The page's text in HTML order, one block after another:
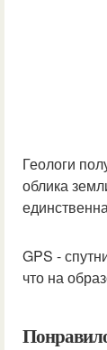
Геологи
облика
GPS -
что на